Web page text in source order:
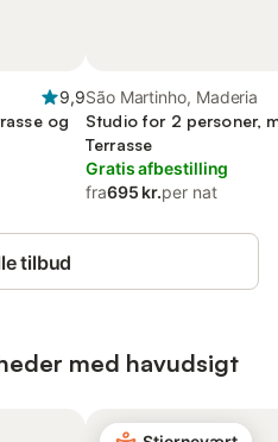
9,9
og
São Martinho, Maderia
Studio for 2 personer,
Terrasse
Gratis afbestilling
fra695 kr.per nat
tilbud
med havudsigt